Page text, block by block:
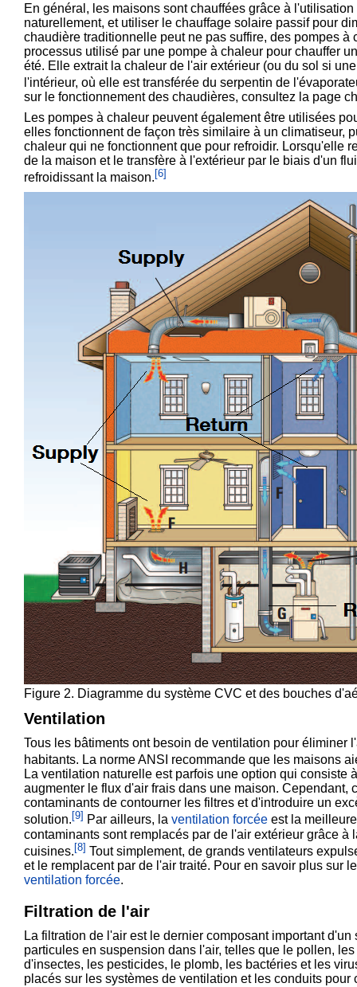
En général, les maisons sont chauffées grâce à
naturellement, et utiliser le chauffage solaire passifpour
chaudière traditionnelle peut ne pas suffire, des pompes
processus utilisé par une pompe à chaleur pour chauffer
été. Elle extrait la chaleur de l'air extérieur (ou du sol si
l'intérieur, où elle est transférée du serpentin de
sur le fonctionnement des chaudières, consultez la page
Les pompes à chaleur peuvent également être utilisées
elles fonctionnent de façon très similaire à un climatiseur,
chaleur qui ne fonctionnent que pour refroidir. Lorsqu'elle
de la maison et le transfère à l'extérieur par le biais d'un
refroidissant la maison. [6]
Figure 2. Diagramme du système CVC et des bouches
Ventilation
Tous les bâtiments ont besoin de ventilation pour
habitants. La norme ANSI recommande que les maisons
La ventilation naturelle est parfois une option qui consiste
augmenter le flux d'air frais dans une maison.
contaminants de contourner les filtres et d'introduire un
solution. [9] Par ailleurs, la ventilation forcée est la
contaminants sont remplacés par de l'air extérieur grâce
cuisines.[8] Tout simplement, de grands ventilateurs
et le remplacent par de l'air traité. Pour en savoir plus sur
ventilation forcée.
Filtration de l'air
La filtration de l'air est le dernier composant important
particules en suspension dans l'air, telles que le pollen,
d'insectes, les pesticides, le plomb, les bactéries et les
placés sur les systèmes de ventilation et les conduits